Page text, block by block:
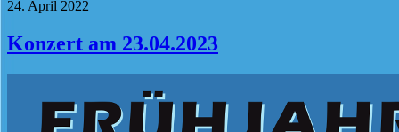
24. April 2022
Konzert am 23.04.2023